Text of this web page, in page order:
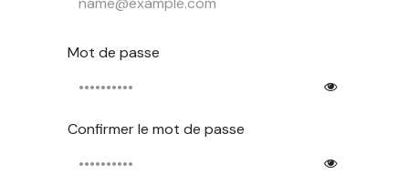
Mot de passe
Confirmer le mot de passe